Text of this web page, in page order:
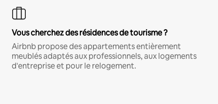
Vous cherchez des résidences de tourisme ?
Airbnb propose des appartements entièrement
meublés adaptés aux professionnels, aux logements
d'entreprise et pour le relogement.